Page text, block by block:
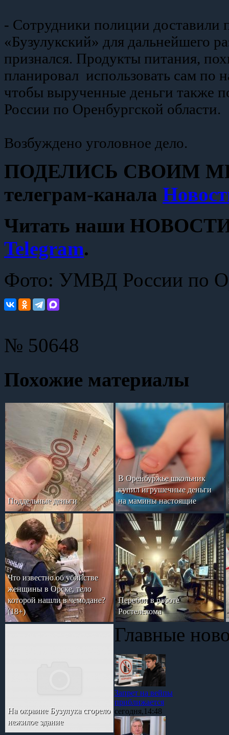
- Сотрудники полиции
«Бузулукский» для дальнейшего
признался. Продукты питания,
планировал использовать сам по
чтобы вырученные деньги также
России по Оренбургской области.
Возбуждено уголовное дело.
ПОДЕЛИСЬ СВОИМ
телеграм-канала
Читать наши НОВОСТИ
Telegram.
Фото: УМВД России по
№ 50648
Похожие материалы
Поддельные деньги
В Оренбуржье школьник
купил игрушечные деньги
на мамины настоящие
Что известно об убийстве
женщины в Орске, тело
которой нашли в чемодане?
(18+)
Перебои в работе
Ростелекома
На окраине Бузулука сгорело
нежилое здание
Главные
Запрет на вейпы
приближается
сегодня,14:48